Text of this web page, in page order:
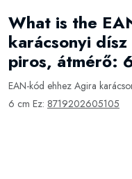
What is the
karácsonyi
piros, átmérő:
EAN-kód ehhez Agira
6 cm Ez: 8719202605105